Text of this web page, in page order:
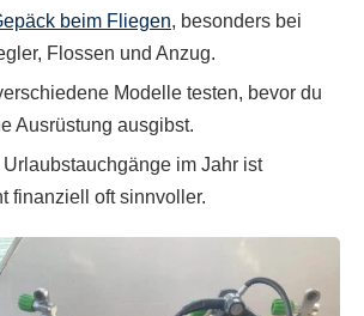
beim Fliegen, besonders bei
Flossen und Anzug.
Modelle testen, bevor du
Ausrüstung ausgibst.
im Jahr ist
finanziell oft sinnvoller.